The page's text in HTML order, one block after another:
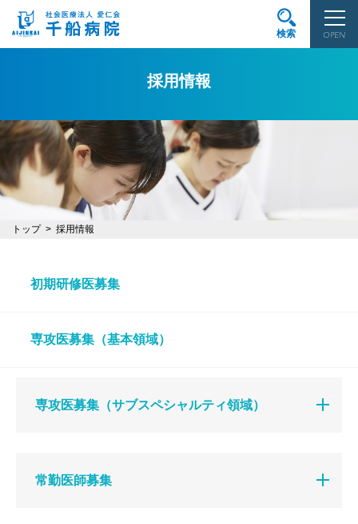
OPEN
検索
採用情報
トップ 採用情報
初期研修医募集
専攻医募集（基本領域）
専攻医募集（サブスペシャルティ領域）
常勤医師募集